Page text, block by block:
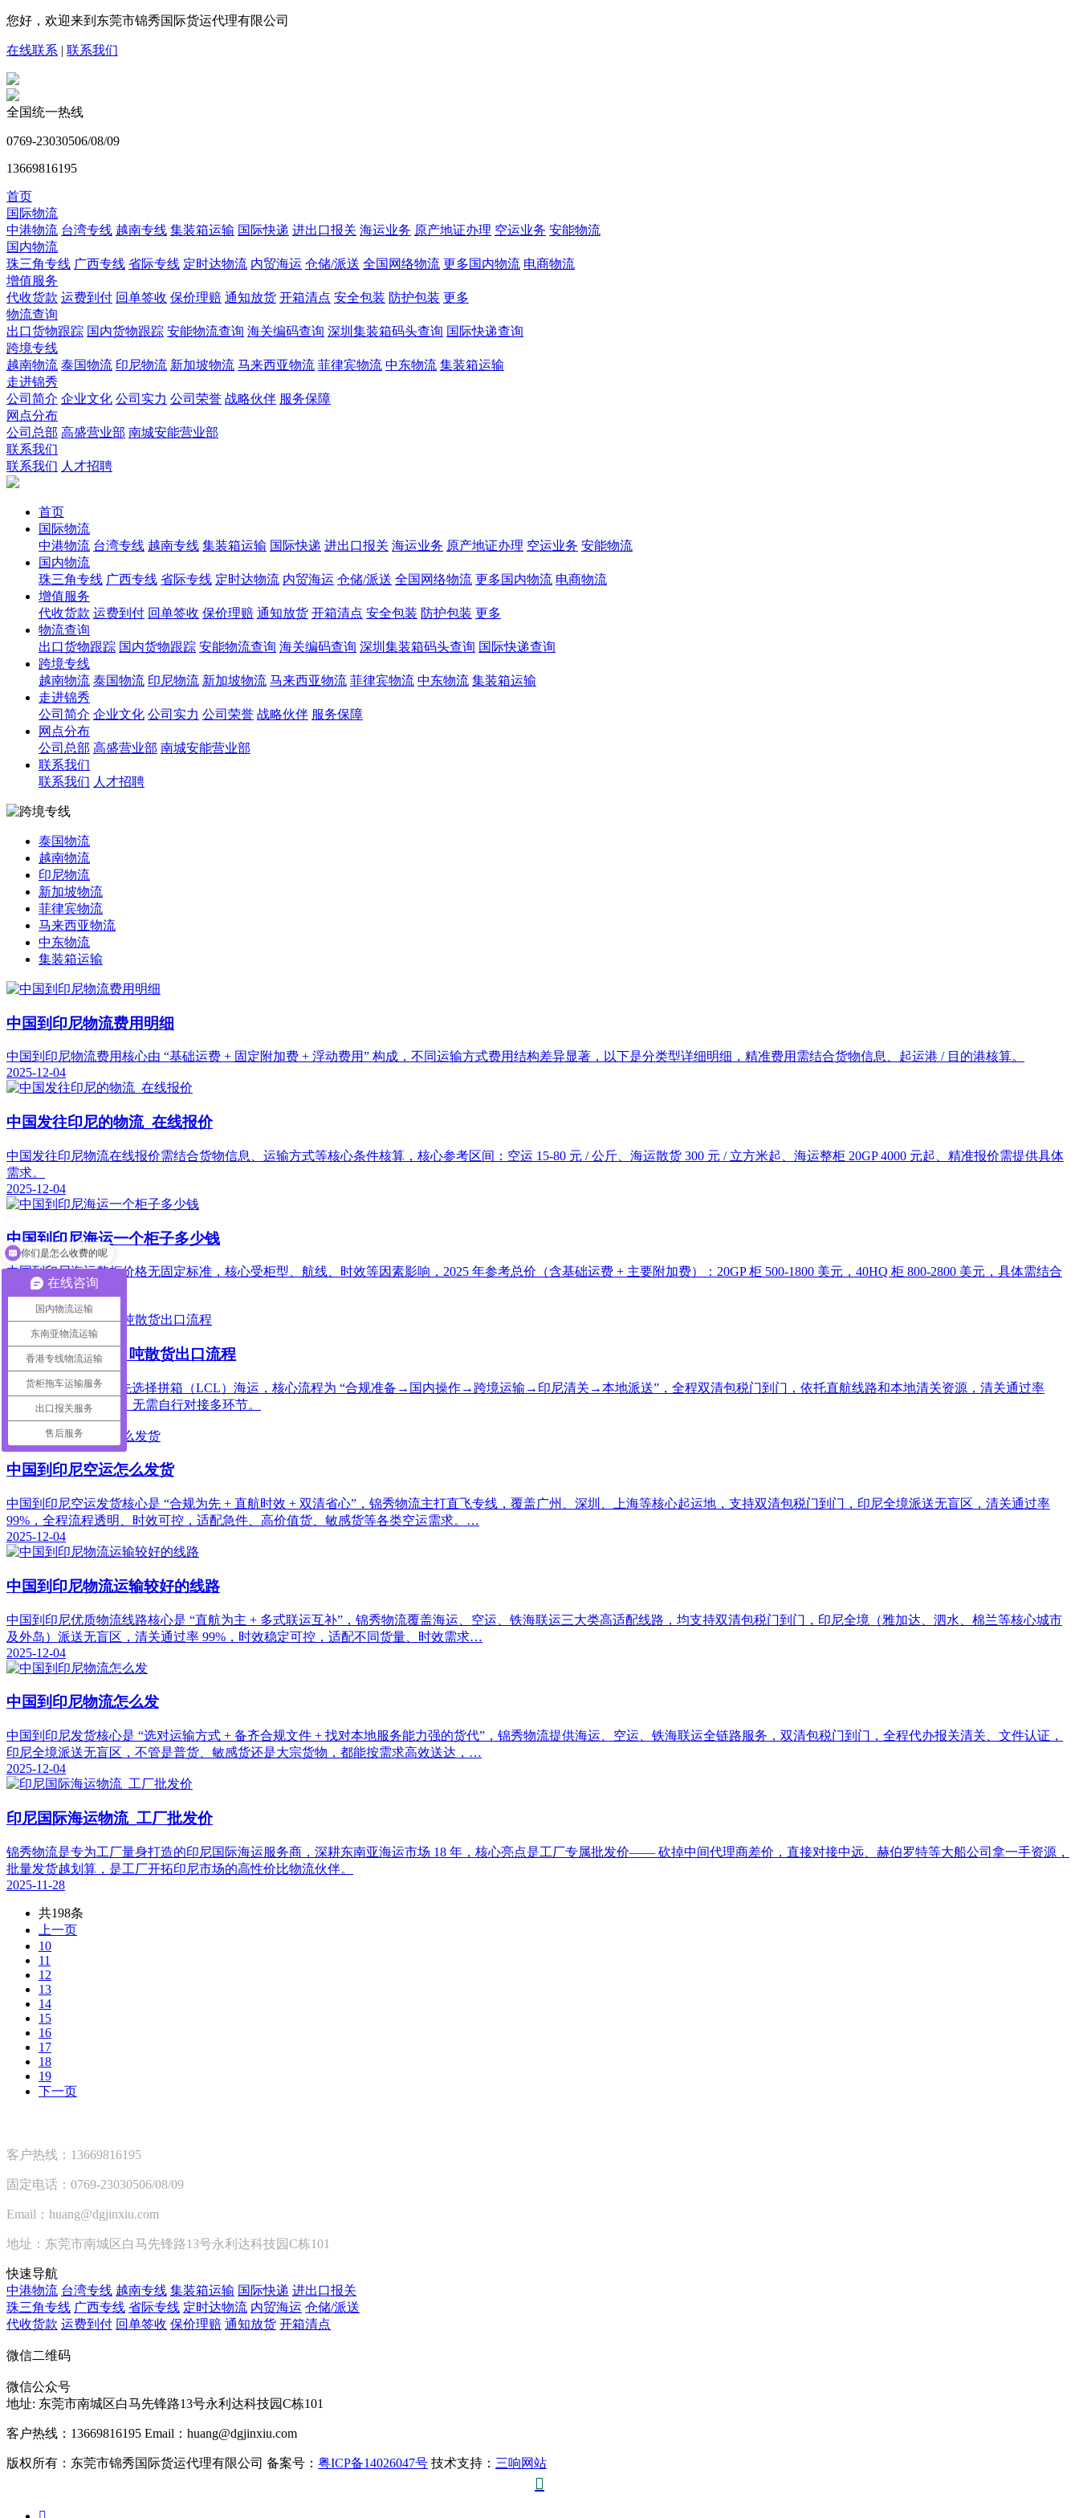
您好，欢迎来到东莞市锦秀国际货运代理有限公司
在线联系 | 联系我们
全国统一热线
0769-23030506/08/09
13669816195
首页
国际物流
中港物流 台湾专线 越南专线 集装箱运输 国际快递 进出口报关 海运业务 原产地证办理 空运业务 安能物流
国内物流
珠三角专线 广西专线 省际专线 定时达物流 内贸海运 仓储/派送 全国网络物流 更多国内物流 电商物流
增值服务
代收货款 运费到付 回单签收 保价理赔 通知放货 开箱清点 安全包装 防护包装 更多
物流查询
出口货物跟踪 国内货物跟踪 安能物流查询 海关编码查询 深圳集装箱码头查询 国际快递查询
跨境专线
越南物流 泰国物流 印尼物流 新加坡物流 马来西亚物流 菲律宾物流 中东物流 集装箱运输
走进锦秀
公司简介 企业文化 公司实力 公司荣誉 战略伙伴 服务保障
网点分布
公司总部 高盛营业部 南城安能营业部
联系我们
联系我们 人才招聘
首页
国际物流
中港物流 台湾专线 越南专线 集装箱运输 国际快递 进出口报关 海运业务 原产地证办理 空运业务 安能物流
国内物流
珠三角专线 广西专线 省际专线 定时达物流 内贸海运 仓储/派送 全国网络物流 更多国内物流 电商物流
增值服务
代收货款 运费到付 回单签收 保价理赔 通知放货 开箱清点 安全包装 防护包装 更多
物流查询
出口货物跟踪 国内货物跟踪 安能物流查询 海关编码查询 深圳集装箱码头查询 国际快递查询
跨境专线
越南物流 泰国物流 印尼物流 新加坡物流 马来西亚物流 菲律宾物流 中东物流 集装箱运输
走进锦秀
公司简介 企业文化 公司实力 公司荣誉 战略伙伴 服务保障
网点分布
公司总部 高盛营业部 南城安能营业部
联系我们
联系我们 人才招聘
泰国物流
越南物流
印尼物流
新加坡物流
菲律宾物流
马来西亚物流
中东物流
集装箱运输
中国到印尼物流费用明细
中国到印尼物流费用核心由 “基础运费 + 固定附加费 + 浮动费用” 构成，不同运输方式费用结构差异显著，以下是分类型详细明细，精准费用需结合货物信息、起运港 / 目的港核算。
2025-12-04
中国发往印尼的物流_在线报价
中国发往印尼物流在线报价需结合货物信息、运输方式等核心条件核算，核心参考区间：空运 15-80 元 / 公斤、海运散货 300 元 / 立方米起、海运整柜 20GP 4000 元起、精准报价需提供具体
需求。
2025-12-04
中国到印尼海运一个柜子多少钱
中国到印尼海运整柜价格无固定标准，核心受柜型、航线、时效等因素影响，2025 年参考总价（含基础运费 + 主要附加费）：20GP 柜 500-1800 美元，40HQ 柜 800-2800 美元，具体需结合
实际需求核算。
2025-12-04
中国到印尼海运 1 吨散货出口流程
1 吨散货出口印尼优先选择拼箱（LCL）海运，核心流程为 “合规准备→国内操作→跨境运输→印尼清关→本地派送”，全程双清包税门到门，依托直航线路和本地清关资源，清关通过率
99%，时效稳定可控，无需自行对接多环节。
2025-12-04
中国到印尼空运怎么发货
中国到印尼空运发货核心是 “合规为先 + 直航时效 + 双清省心”，锦秀物流主打直飞专线，覆盖广州、深圳、上海等核心起运地，支持双清包税门到门，印尼全境派送无盲区，清关通过率
99%，全程流程透明、时效可控，适配急件、高价值货、敏感货等各类空运需求。…
2025-12-04
中国到印尼物流运输较好的线路
中国到印尼优质物流线路核心是 “直航为主 + 多式联运互补”，锦秀物流覆盖海运、空运、铁海联运三大类高适配线路，均支持双清包税门到门，印尼全境（雅加达、泗水、棉兰等核心城市
及外岛）派送无盲区，清关通过率 99%，时效稳定可控，适配不同货量、时效需求…
2025-12-04
中国到印尼物流怎么发
中国到印尼发货核心是 “选对运输方式 + 备齐合规文件 + 找对本地服务能力强的货代”，锦秀物流提供海运、空运、铁海联运全链路服务，双清包税门到门，全程代办报关清关、文件认证，
印尼全境派送无盲区，不管是普货、敏感货还是大宗货物，都能按需求高效送达，…
2025-12-04
印尼国际海运物流_工厂批发价
锦秀物流是专为工厂量身打造的印尼国际海运服务商，深耕东南亚海运市场 18 年，核心亮点是工厂专属批发价—— 砍掉中间代理商差价，直接对接中远、赫伯罗特等大船公司拿一手资源，
批量发货越划算，是工厂开拓印尼市场的高性价比物流伙伴。
2025-11-28
共198条
上一页
10
11
12
13
14
15
16
17
18
19
下一页
客户热线：13669816195
固定电话：0769-23030506/08/09
Email：huang@dgjinxiu.com
地址：东莞市南城区白马先锋路13号永利达科技园C栋101
快速导航
中港物流 台湾专线 越南专线 集装箱运输 国际快递 进出口报关
珠三角专线 广西专线 省际专线 定时达物流 内贸海运 仓储/派送
代收货款 运费到付 回单签收 保价理赔 通知放货 开箱清点
微信二维码
微信公众号
地址: 东莞市南城区白马先锋路13号永利达科技园C栋101
客户热线：13669816195 Email：huang@dgjinxiu.com
版权所有：东莞市锦秀国际货运代理有限公司 备案号： 粤ICP备14026047号 技术支持： 三响网站

在线咨询
国内物流运输
东南亚物流运输
香港专线物流运输
货柜拖车运输服务
出口报关服务
售后服务
你们是怎么收费的呢